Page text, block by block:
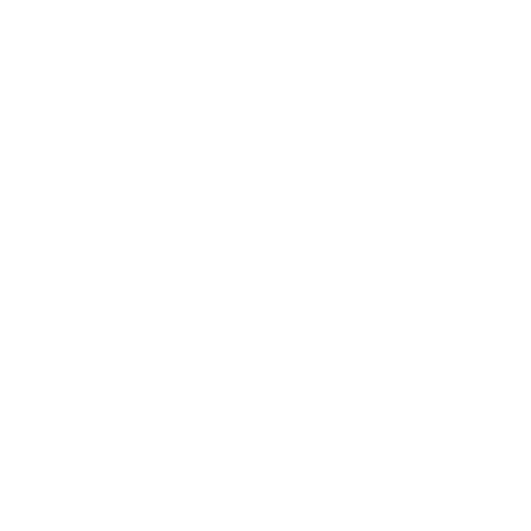
de Varanda com Vidro
de Varanda com Vidro Temperado